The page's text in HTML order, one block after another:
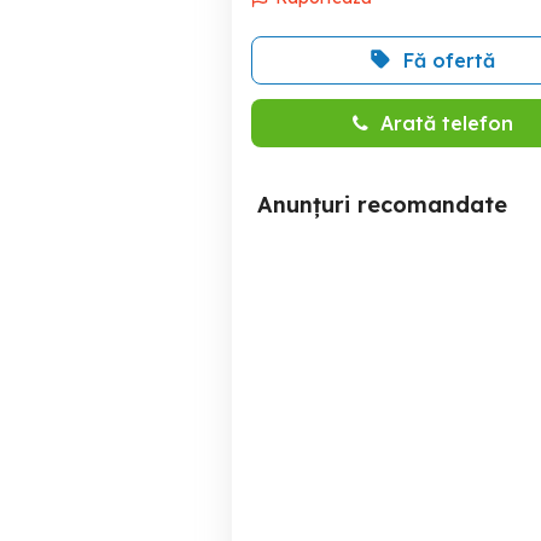
Fă ofertă
Arată telefon
Anunțuri recomandate